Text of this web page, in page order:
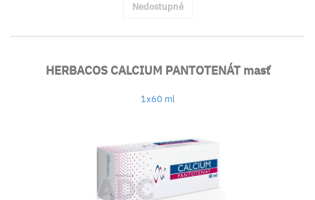
Nedostupné
HERBACOS CALCIUM PANTOTENÁT masť
1x60 ml